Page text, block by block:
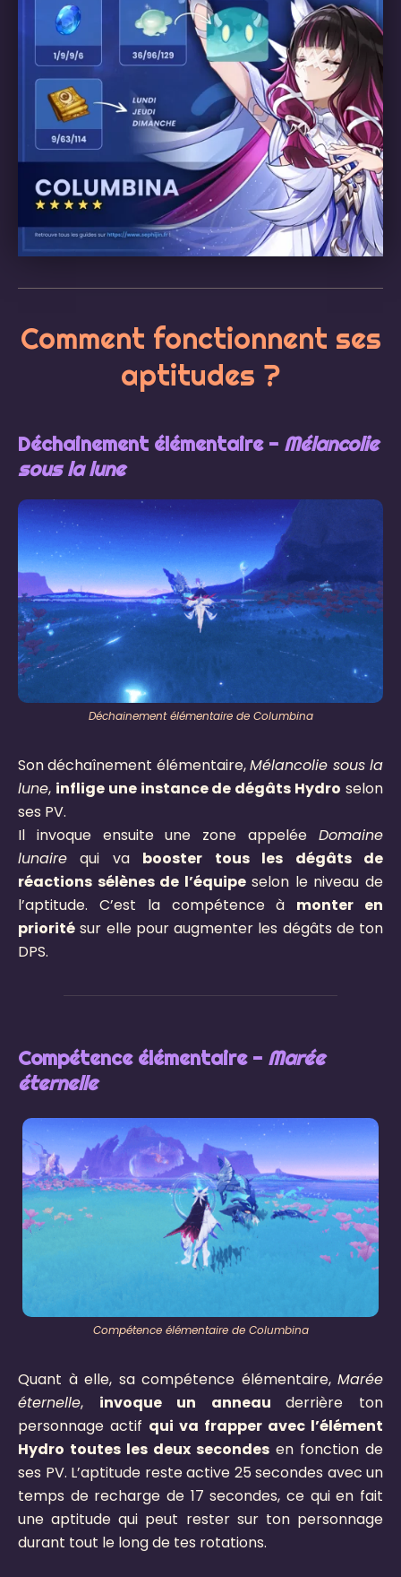
Comment fonctionnent ses
aptitudes ?
Déchainement élémentaire - Mélancolie
sous la lune
Déchainement élémentaire de Columbina
Son déchaînement élémentaire,Mélancolie sous la
lune, inflige une instance de dégâts Hydro selon
ses PV.
Il invoque ensuite une zone appelée Domaine
lunaire qui va booster tous les dégâts de
réactions sélènes de l’équipeselon le niveau de
l’aptitude. C’est la compétence à monter en
priorité sur elle pour augmenter les dégâts de ton
DPS.
Compétence élémentaire - Marée
éternelle
Compétence élémentaire de Columbina
Quant à elle, sa compétence élémentaire, Marée
éternelle, invoque un anneauderrière ton
personnage actif qui va frapper avec l’élément
Hydro toutes les deux secondes en fonction de
ses PV. L’aptitude reste active 25 secondes avec un
temps de recharge de 17 secondes, ce qui en fait
une aptitude qui peut rester sur ton personnage
durant tout le long de tes rotations.